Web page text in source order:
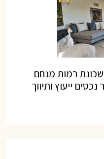
רמות מנחם
ייעוץ ותיווך